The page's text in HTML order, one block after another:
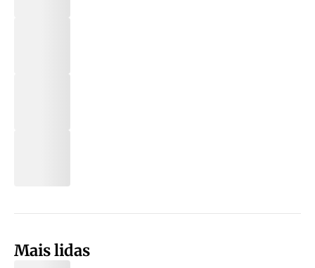
Mais lidas